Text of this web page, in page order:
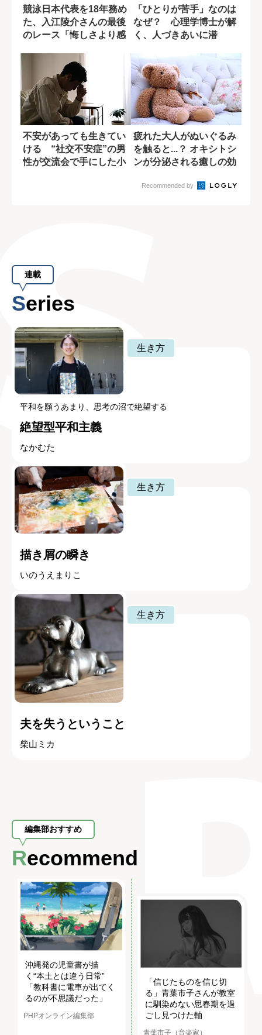
競泳日本代表を18年務め
た、入江陵介さんの最後
のレース「悔しさより感
「ひとりが苦手」なのは
なぜ？ 心理学博士が解
く、人づきあいに潜
不安があっても生きてい
ける “社交不安症”の男
性が交流会で手にした小
疲れた大人がぬいぐるみ
を触ると...？ オキシトシ
ンが分泌される癒しの効
Recommended by
連載
Series
生き方
平和を願うあまり、思考の沼で絶望する
絶望型平和主義
なかむた
生き方
描き屑の瞬き
いのうえまりこ
生き方
夫を失うということ
柴山ミカ
編集部おすすめ
Recommend
沖縄発の児童書が描
く“本土とは違う日常”
「教科書に電車が出てく
るのが不思議だった」
PHPオンライン編集部
「信じたものを信じ切
る」青葉市子さんが教室
に馴染めない思春期を過
ごし見つけた軸
青葉市子（音楽家）